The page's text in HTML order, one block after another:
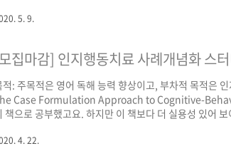
강과 증상의 신체적 원인 간의 이분법적인 구분을 피해
5. 9.
집마감] 인지행동치료 사례개념화 스
적: 주목적은 영어 독해 능력 향상이고, 부차적 목적은
Case Formulation Approach to Cognitive-
책으로 공부했고요. 하지만 이 책보다 더 실용성 있
작일 협의해요. 모집인원: 한 분이라도 모일까 싶긴 한데
4. 22.